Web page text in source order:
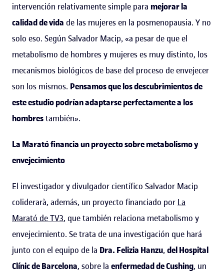
intervención relativamente simple para mejorar la
calidad de vida de las mujeres en la posmenopausia. Y no
solo eso. Según Salvador Macip, «a pesar de que el
metabolismo de hombres y mujeres es muy distinto, los
mecanismos biológicos de base del proceso de envejecer
son los mismos. Pensamos que los descubrimientos de
este estudio podrían adaptarse perfectamente a los
hombrestambién».
La Marató financia un proyecto sobre metabolismo y
envejecimiento
El investigador y divulgador científico Salvador Macip
coliderarà, además, un proyecto financiado por La
Marató de TV3, que también relaciona metabolismo y
envejecimiento. Se trata de una investigación que hará
junto con el equipo de la Dra. Felizia Hanzu, del Hospital
Clínic de Barcelona, sobre la enfermedad de Cushing, un